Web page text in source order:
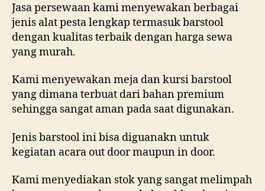
Jasa persewaan kami menyewakan berbagai
jenis alat pesta lengkap termasuk barstool
dengan kualitas terbaik dengan harga sewa
yang murah.
Kami menyewakan meja dan kursi barstool
yang dimana terbuat dari bahan premium
sehingga sangat aman pada saat digunakan.
Jenis barstool ini bisa diguanakn untuk
kegiatan acara out door maupun in door.
Kami menyediakan stok yang sangat melimpah